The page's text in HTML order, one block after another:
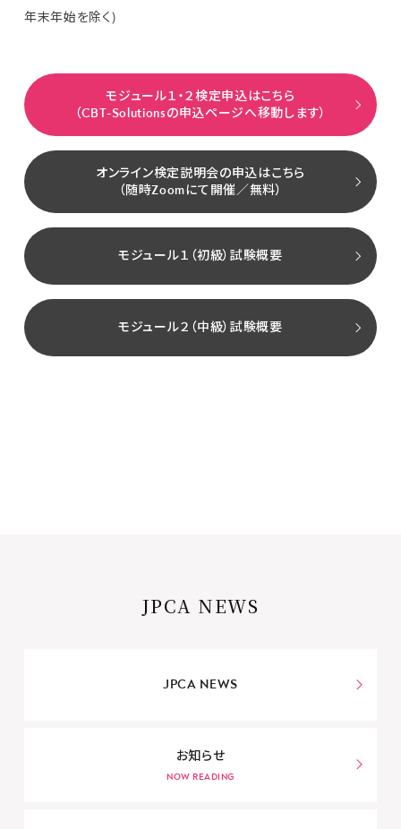
年末年始を除く)
モジュール１・２検定申込はこちら
（CBT-Solutionsの申込ページへ移動します）
オンライン検定説明会の申込はこちら
（随時Zoomにて開催／無料）
モジュール１（初級）試験概要
モジュール２（中級）試験概要
JPCA NEWS
JPCA NEWS
お知らせ